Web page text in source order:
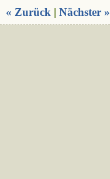
« Zurück | Nächster »